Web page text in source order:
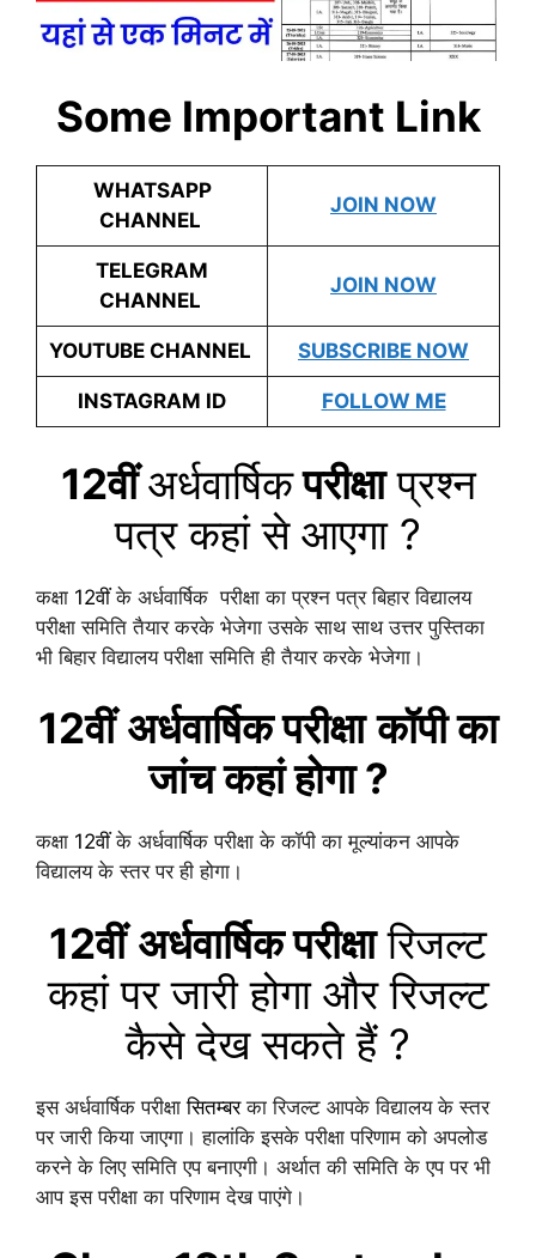
Some Important Link
WHATSAPP
CHANNEL
JOIN NOW
TELEGRAM
CHANNEL
JOIN NOW
YOUTUBE CHANNEL SUBSCRIBE NOW
INSTAGRAM ID FOLLOW ME
12वीं अर्धवार्षिकपरीक्षाप्रश्न
पत्र कहां से आएगा ?
कक्षा 12वींके अर्धवार्षिक परीक्षा का प्रश्न पत्र बिहार विद्यालय
परीक्षा समिति तैयार करके भेजेगा उसके साथ साथ उत्तर पुस्तिका
भी बिहार विद्यालय परीक्षा समिति ही तैयार करके भेजेगा।
12वीं अर्धवार्षिकपरीक्षा कॉपी का
जांच कहां होगा ?
कक्षा 12वींके अर्धवार्षिक परीक्षा के कॉपी का मूल्यांकन आपके
विद्यालय के स्तर पर ही होगा।
12वीं अर्धवार्षिकपरीक्षारिजल्ट
कहां पर जारी होगा और रिजल्ट
कैसे देख सकते हैं ?
इस अर्धवार्षिक परीक्षासितम्बरका रिजल्ट आपके विद्यालय के स्तर
पर जारी किया जाएगा। हालांकि इसके परीक्षा परिणाम को अपलोड
करने के लिए समिति एप बनाएगी। अर्थात की समिति के एप पर भी
आप इस परीक्षा का परिणाम देख पाएंगे।